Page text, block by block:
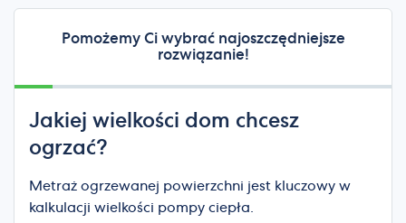
Pomożemy Ci wybrać najoszczędniejsze
rozwiązanie!
Jakiej wielkości dom chcesz
ogrzać?
Metraż ogrzewanej powierzchni jest kluczowy w
kalkulacji wielkości pompy ciepła.